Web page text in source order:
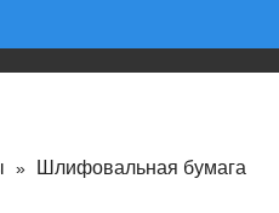
» Шлифовальная бумага
машина